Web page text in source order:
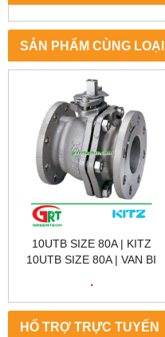
HỔ TRỢ TRỰC TUYẾN
SẢN PHẨM CÙNG LOẠI
10UTB SIZE 80A | KITZ
10UTB SIZE 80A | VAN BI
.